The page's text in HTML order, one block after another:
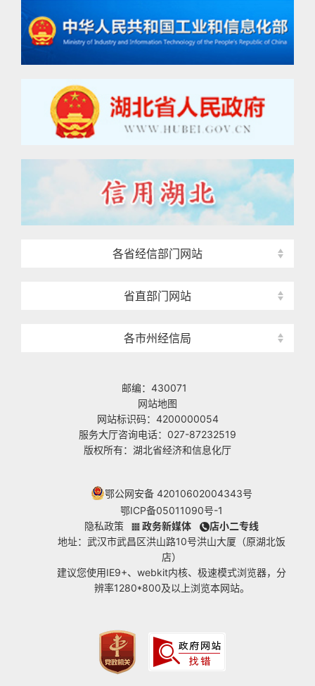
各省经信部门网站
省直部门网站
各市州经信局
邮编：430071
网站地图
网站标识码：4200000054
服务大厅咨询电话：027-87232519
版权所有：湖北省经济和信息化厅
鄂公网安备 42010602004343号
鄂ICP备05011090号-1
隐私政策
政务新媒体
店小二专线
地址：武汉市武昌区洪山路10号洪山大厦（原湖北饭
店）
建议您使用IE9+、webkit内核、极速模式浏览器，分
辨率1280*800及以上浏览本网站。